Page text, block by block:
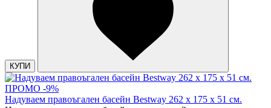
КУПИ
ПРОМО -9%
Надуваем правоъгален басейн Bestway 262 х 175 х 51 см.